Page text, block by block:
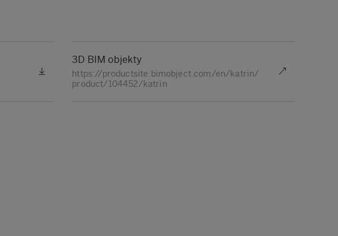
3D BIM objekty
https://productsite.bimobject.com/en/katrin/
product/104452/katrin